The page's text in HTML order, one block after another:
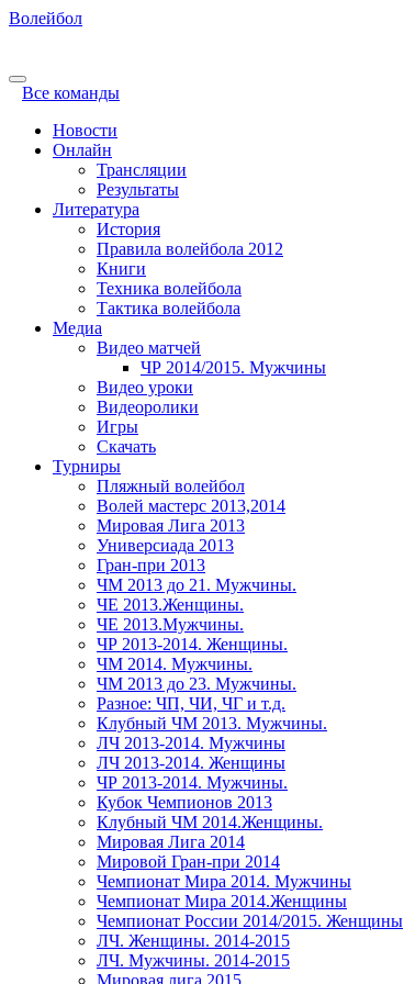
Волейбол
Все команды
Новости
Онлайн
Трансляции
Результаты
Литература
История
Правила волейбола 2012
Книги
Техника волейбола
Тактика волейбола
Медиа
Видео матчей
ЧР 2014/2015. Мужчины
Видео уроки
Видеоролики
Игры
Скачать
Турниры
Пляжный волейбол
Волей мастерс 2013,2014
Мировая Лига 2013
Универсиада 2013
Гран-при 2013
ЧМ 2013 до 21. Мужчины.
ЧЕ 2013.Женщины.
ЧЕ 2013.Мужчины.
ЧР 2013-2014. Женщины.
ЧМ 2014. Мужчины.
ЧМ 2013 до 23. Мужчины.
Разное: ЧП, ЧИ, ЧГ и т.д.
Клубный ЧМ 2013. Мужчины.
ЛЧ 2013-2014. Мужчины
ЛЧ 2013-2014. Женщины
ЧР 2013-2014. Мужчины.
Кубок Чемпионов 2013
Клубный ЧМ 2014.Женщины.
Мировая Лига 2014
Мировой Гран-при 2014
Чемпионат Мира 2014. Мужчины
Чемпионат Мира 2014.Женщины
Чемпионат России 2014/2015. Женщины
ЛЧ. Женщины. 2014-2015
ЛЧ. Мужчины. 2014-2015
Мировая лига 2015